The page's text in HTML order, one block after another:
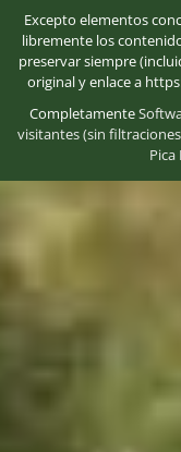
Excepto elementos
libremente los
preservar siempre
original y enlace a
Completamente
visitantes (sin
Pica